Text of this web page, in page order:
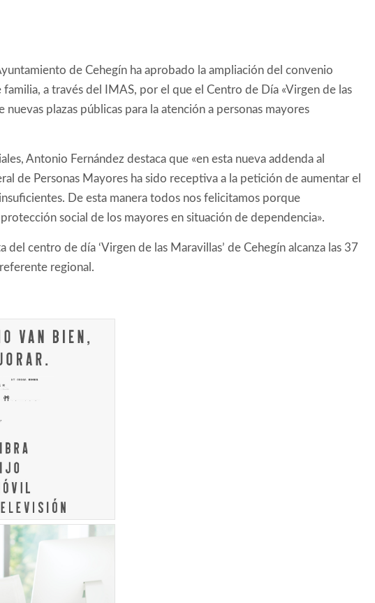
de Cehegín ha aprobado la ampliación del convenio
a través del IMAS, por el que el Centro de Día «Virgen de las
nuevas plazas públicas para la atención a personas mayores
Antonio Fernández destaca que «en esta nueva addenda al
de Personas Mayores ha sido receptiva a la petición de aumentar el
De esta manera todos nos felicitamos porque
social de los mayores en situación de dependencia».
del centro de día ‘Virgen de las Maravillas’ de Cehegín alcanza las 37
regional.